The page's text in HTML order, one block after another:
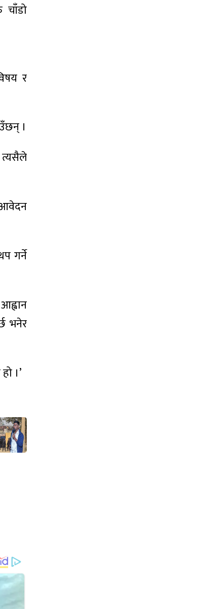
चाँडो
र
।
आवेदन
गर्ने
भनेर
।’